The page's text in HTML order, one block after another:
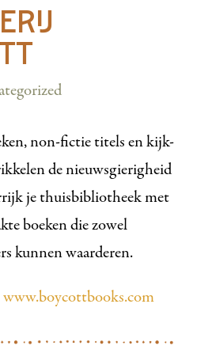
non-fictie titels en kijk-
de nieuwsgierigheid
je thuisbibliotheek met
boeken die zowel
kunnen waarderen.
www.boycottbooks.com